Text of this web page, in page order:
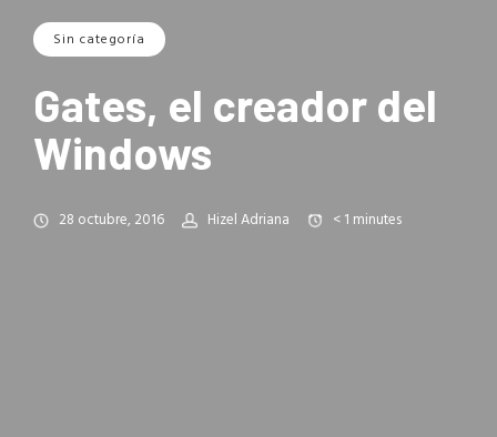
Sin categoría
Gates, el creador del
Windows
28 octubre, 2016 Hizel Adriana < 1 minutes